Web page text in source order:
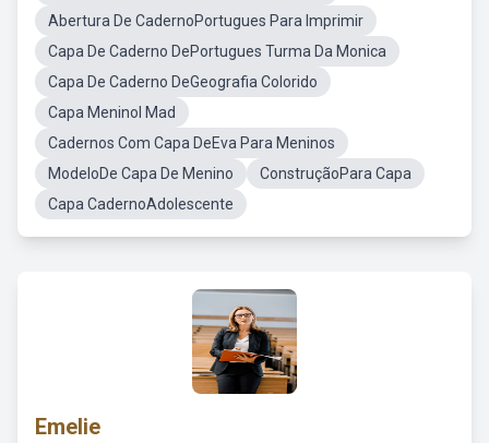
Abertura De CadernoPortugues Para Imprimir
Capa De Caderno DePortugues Turma Da Monica
Capa De Caderno DeGeografia Colorido
Capa MeninoI Mad
Cadernos Com Capa DeEva Para Meninos
ModeloDe Capa De Menino
ConstruçãoPara Capa
Capa CadernoAdolescente
Emelie